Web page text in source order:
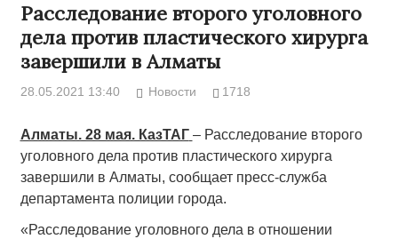
Расследование второго уголовного
дела против пластического хирурга
завершили в Алматы
28.05.2021 13:40 Новости 1718
Алматы. 28 мая. КазТАГ – Расследование второго
уголовного дела против пластического хирурга
завершили в Алматы, сообщает пресс-служба
департамента полиции города.
«Расследование уголовного дела в отношении